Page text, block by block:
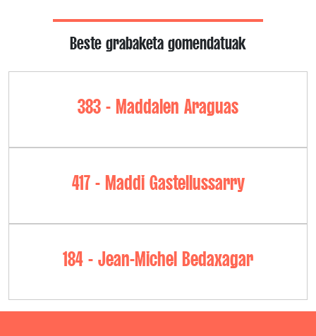
Beste grabaketa gomendatuak
383 - Maddalen Araguas
417 - Maddi Gastellussarry
184 - Jean-Michel Bedaxagar